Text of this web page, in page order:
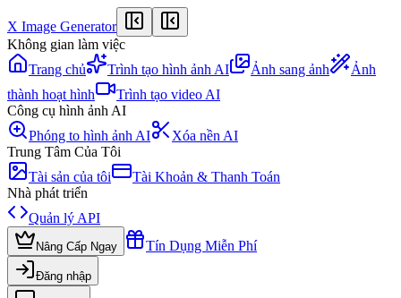
X Image Generator
Không gian làm việc
Trang chủ
Trình tạo hình ảnh AI Ảnh sang ảnh
Ảnh
thành hoạt hình
Trình tạo video AI
Công cụ hình ảnh AI
Phóng to hình ảnh AI
Xóa nền AI
Trung Tâm Của Tôi
Tài sản của tôi
Tài Khoản & Thanh Toán
Nhà phát triển
Quản lý API
Nâng Cấp Ngay Tín Dụng Miễn Phí
Đăng nhập